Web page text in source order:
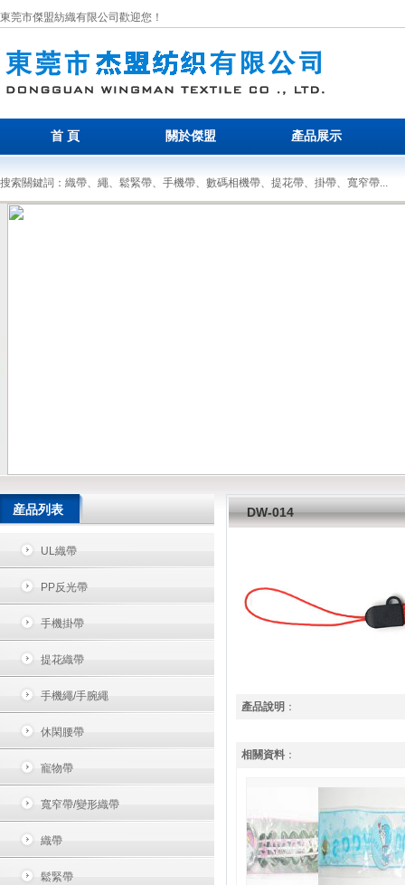
東莞市傑盟紡織有限公司歡迎您！
首 頁 關於傑盟 產品展示
搜索關鍵詞：織帶、繩、鬆緊帶、手機帶、數碼相機帶、提花帶、掛帶、寬窄帶...
産品列表
UL織帶
PP反光帶
手機掛帶
提花織帶
手機繩/手腕繩
休閑腰帶
寵物帶
寬窄帶/變形織帶
織帶
鬆緊帶
DW-014
產品說明 ：
相關資料 ：